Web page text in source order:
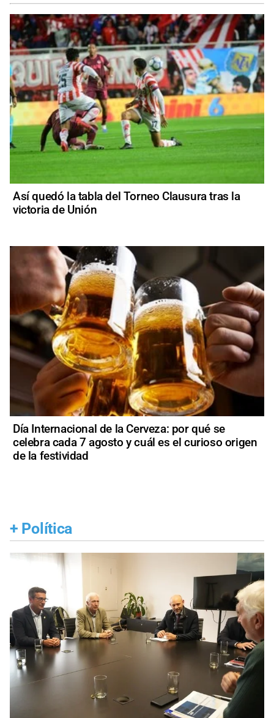
Así quedó la tabla del Torneo Clausura tras la
victoria de Unión
Día Internacional de la Cerveza: por qué se
celebra cada 7 agosto y cuál es el curioso origen
de la festividad
+ Política